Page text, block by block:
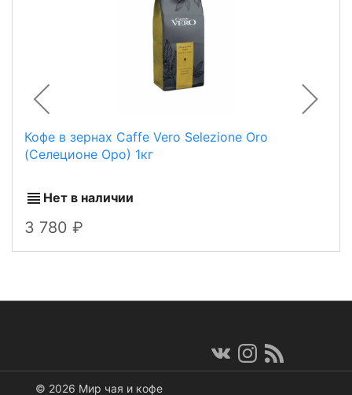
Кофе в зернах Сaffe Vero Selezione Oro
(Селеционе Оро) 1кг
Нет в наличии
3 780
© 2026 Мир чая и кофе